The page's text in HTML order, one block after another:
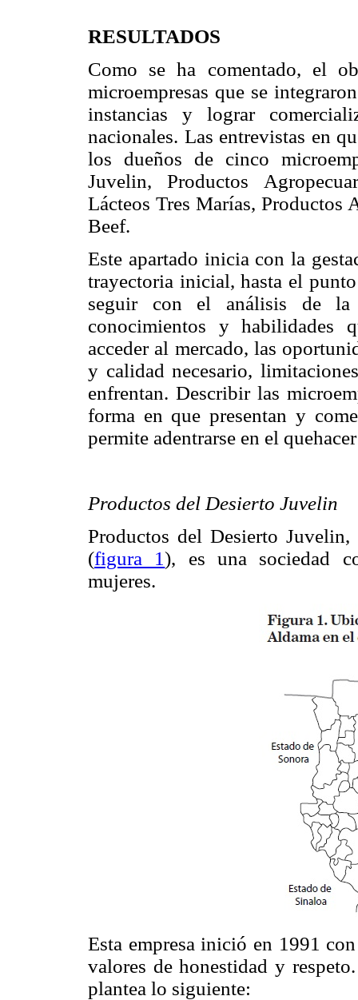
RESULTADOS
Como se ha comentado, el
microempresas que se
instancias y lograr
nacionales. Las entrevistas en
los dueños de cinco
Juvelin, Productos
Lácteos Tres Marías, Productos
Beef.
Este apartado inicia con la
trayectoria inicial, hasta el
seguir con el análisis de
conocimientos y habilidades
acceder al mercado, las
y calidad necesario,
enfrentan. Describir las
forma en que presentan y
permite adentrarse en el
Productos del Desierto Juvelin
Productos del Desierto
(figura 1), es una sociedad
mujeres.
Esta empresa inició en 1991
valores de honestidad y
plantea lo siguiente: